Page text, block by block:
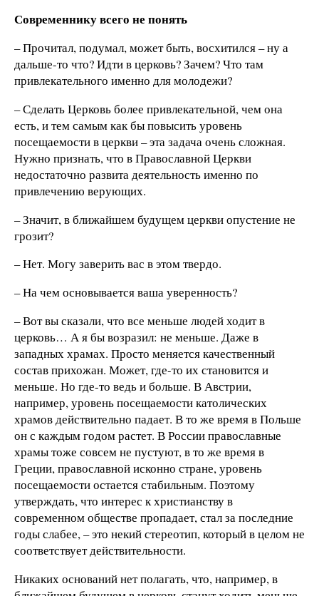
Современнику всего не понять
– Прочитал, подумал, может быть, восхитился – ну а
дальше-то что? Идти в церковь? Зачем? Что там
привлекательного именно для молодежи?
– Сделать Церковь более привлекательной, чем она
есть, и тем самым как бы повысить уровень
посещаемости в церкви – эта задача очень сложная.
Нужно признать, что в Православной Церкви
недостаточно развита деятельность именно по
привлечению верующих.
– Значит, в ближайшем будущем церкви опустение не
грозит?
– Нет. Могу заверить вас в этом твердо.
– На чем основывается ваша уверенность?
– Вот вы сказали, что все меньше людей ходит в
церковь… А я бы возразил: не меньше. Даже в
западных храмах. Просто меняется качественный
состав прихожан. Может, где-то их становится и
меньше. Но где-то ведь и больше. В Австрии,
например, уровень посещаемости католических
храмов действительно падает. В то же время в Польше
он с каждым годом растет. В России православные
храмы тоже совсем не пустуют, в то же время в
Греции, православной исконно стране, уровень
посещаемости остается стабильным. Поэтому
утверждать, что интерес к христианству в
современном обществе пропадает, стал за последние
годы слабее, – это некий стереотип, который в целом не
соответствует действительности.
Никаких оснований нет полагать, что, например, в